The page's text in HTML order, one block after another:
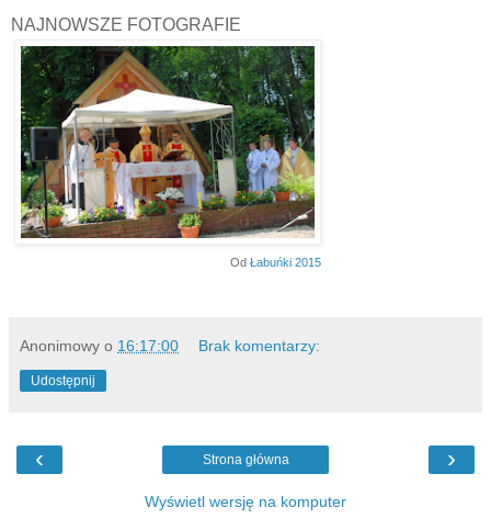
NAJNOWSZE FOTOGRAFIE
Od Łabuńki 2015
Anonimowy o 16:17:00 Brak komentarzy:
Udostępnij
‹ ›
Strona główna
Wyświetl wersję na komputer